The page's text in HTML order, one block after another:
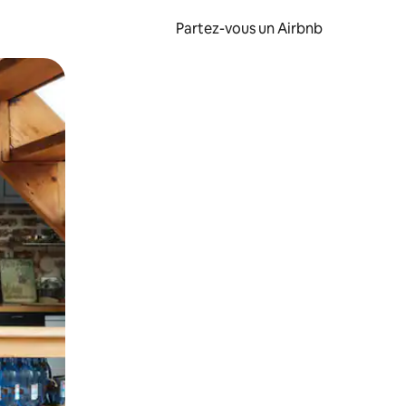
Partez-vous un Airbnb
en les faisant glisser.